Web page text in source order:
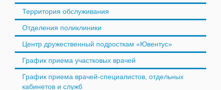
Территория обслуживания
Отделения поликлиники
Центр дружественный подросткам «Ювентус»
График приема участковых врачей
График приема врачей-специалистов, отдельных
кабинетов и служб